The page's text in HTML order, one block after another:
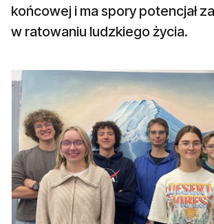
końcowej i ma spory potencjał
w ratowaniu ludzkiego życia.